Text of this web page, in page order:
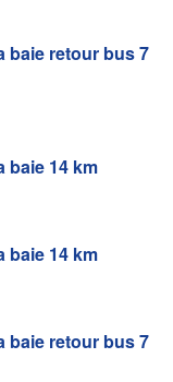
baie retour bus 7
baie 14 km
baie 14 km
baie retour bus 7